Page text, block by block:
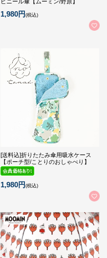
ビニール傘【ムーミン/野原】
1,980円(税込)
[送料込]折りたたみ傘用吸水ケース
【ポーチ型/ことりのおしゃべり】
1,980円(税込)